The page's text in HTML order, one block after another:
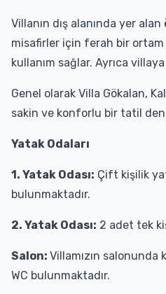
Villanın dış alanında yer alan
misafirler için ferah bir
kullanım sağlar. Ayrıca
Genel olarak Villa Gökalan,
sakin ve konforlu bir tatil
Yatak Odaları
1. Yatak Odası: Çift kişilik
bulunmaktadır.
2. Yatak Odası: 2 adet tek
Salon: Villamızın
WC bulunmaktadır.